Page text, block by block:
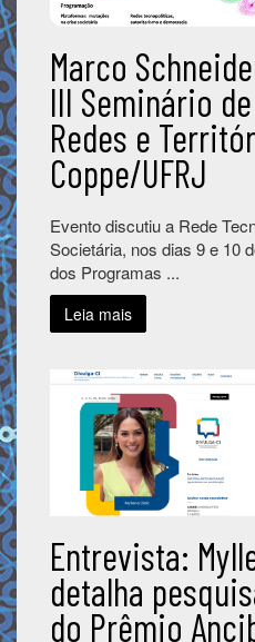
Marco
III Seminário
Redes e
Coppe/UFRJ
Evento discutiu a Rede
Societária, nos dias 9 e 10
dos Programas ...
Leia mais
Entrevista:
detalha
do Prêmio